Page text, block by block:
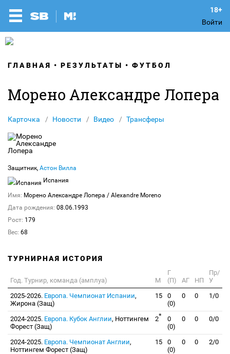
Войти
ГЛАВНАЯ РЕЗУЛЬТАТЫ ФУТБОЛ
Морено Александре Лопера
Карточка Новости Видео Трансферы
Защитник, Астон Вилла
Испания
Имя: Морено Александре Лопера / Alexandre Moreno
Дата рождения: 08.06.1993
Рост: 179
Вес: 68
ТУРНИРНАЯ ИСТОРИЯ
Год. Турнир, команда (амплуа) М
Г
(П)
АГ НП
Пр/
У
2025-2026. Европа. Чемпионат Испании,
Жирона (Защ)
15
0
(0)
0 0 1/0
2024-2025. Европа. Кубок Англии, Ноттингем
Форест (Защ)
2*
0
(0)
0 0 0/0
2024-2025. Европа. Чемпионат Англии,
Ноттингем Форест (Защ)
15
0
(0)
0 0 2/0